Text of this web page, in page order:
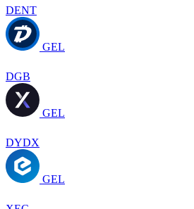
DENT
GEL
DGB
GEL
DYDX
GEL